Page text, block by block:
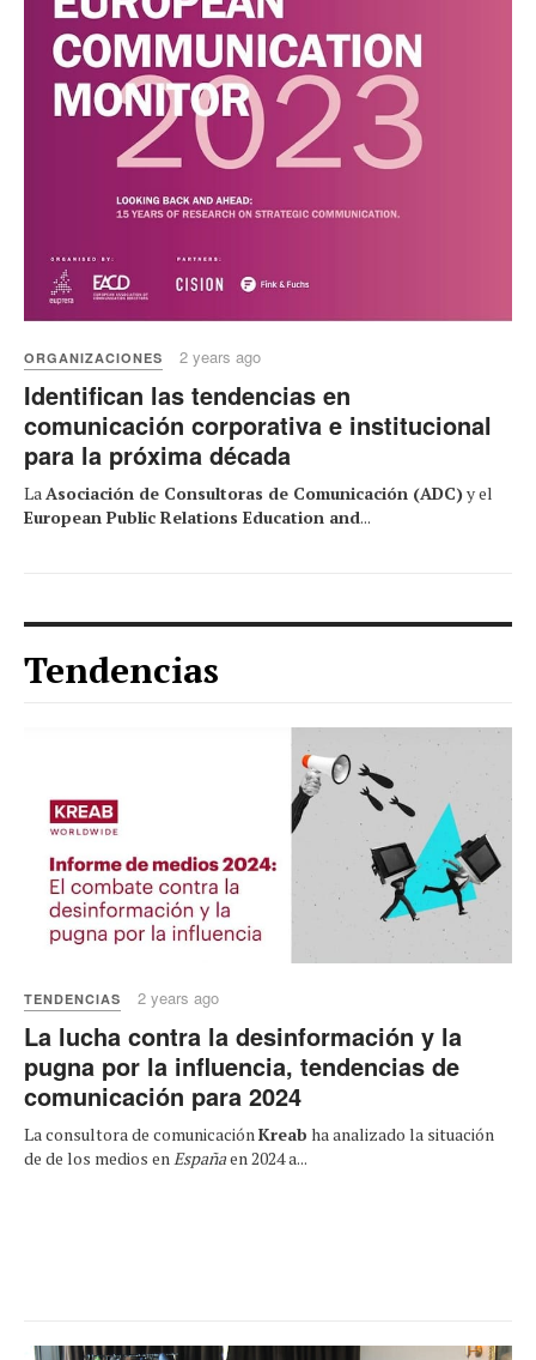
ORGANIZACIONES 2 years ago
Identifican las tendencias en
comunicación corporativa e institucional
para la próxima década
LaAsociación de Consultoras de Comunicación (ADC)y el
European Public Relations Education and...
Tendencias
TENDENCIAS 2 years ago
La lucha contra la desinformación y la
pugna por la influencia, tendencias de
comunicación para 2024
La consultora de comunicaciónKreab ha analizado la situación
de de los medios enEspañaen 2024 a...